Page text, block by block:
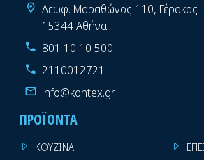
Λεωφ. Μαραθώνος 110, Γέρακας
15344 Αθήνα
801 10 10 500
2110012721
info@kontex.gr
ΠΡΟΪΌΝΤΑ
ΚΟΥΖΙΝΑ